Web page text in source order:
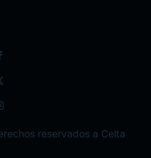
reservados a Celta